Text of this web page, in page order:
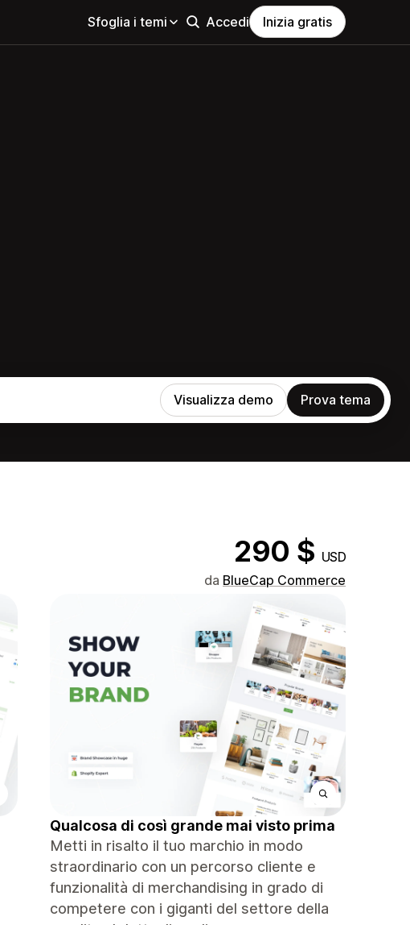
Sfoglia i temi Accedi Inizia gratis
Visualizza demo Prova tema
290 $ USD
da BlueCap Commerce
Qualcosa di così grande mai visto prima
Metti in risalto il tuo marchio in modo
straordinario con un percorso cliente e
funzionalità di merchandising in grado di
competere con i giganti del settore della